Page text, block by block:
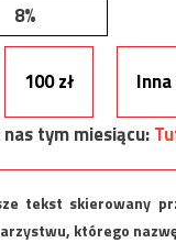
8%
100 zł
tym miesiącu:
tekst skierowany
którego